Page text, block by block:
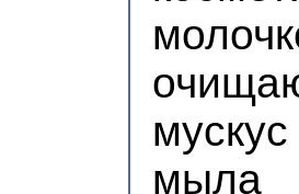
мыла